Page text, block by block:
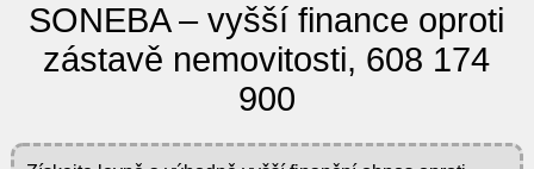
SONEBA – vyšší finance oproti
zástavě nemovitosti, 608 174
900